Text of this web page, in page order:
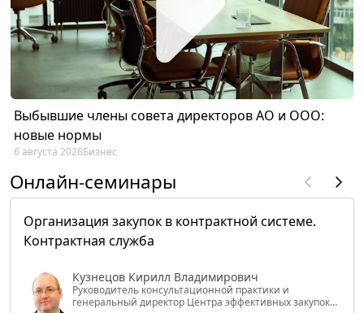
Выбывшие члены совета директоров АО и ООО:
новые нормы
6 августа 2026Бизнес
Онлайн-семинары
Организация закупок в контрактной системе.
Контрактная служба
Кузнецов Кирилл Владимирович
Руководитель консультационной практики и
генеральный директор Центра эффективных закупок